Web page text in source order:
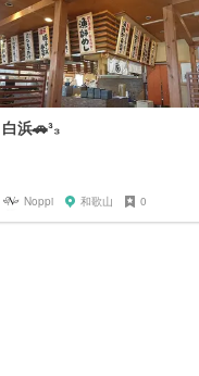
白浜🚗³₃
Noppi 和歌山 0